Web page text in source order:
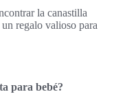
la canastilla
regalo valioso para
para bebé?